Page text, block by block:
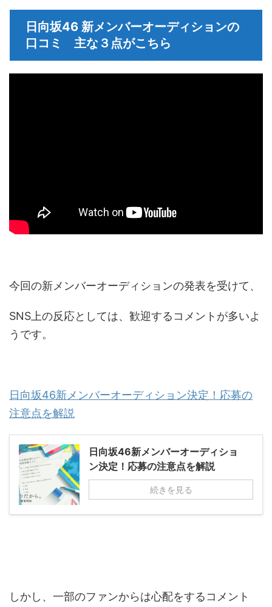
日向坂46 新メンバーオーディションの
口コミ 主な３点がこちら
今回の新メンバーオーディションの発表を受けて、
SNS上の反応としては、歓迎するコメントが多いよ
うです。
日向坂46新メンバーオーディション決定！応募の
注意点を解説
日向坂46新メンバーオーディショ
ン決定！応募の注意点を解説
続きを見る
しかし、一部のファンからは心配をするコメント